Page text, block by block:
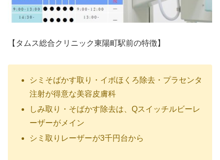
【タムス総合クリニック東陽町駅前の特徴】
シミそばかす取り・イボほくろ除去・プラセンタ
注射が得意な美容皮膚科
しみ取り・そばかす除去は、Qスイッチルビーレ
ーザーがメイン
シミ取りレーザーが3千円台から